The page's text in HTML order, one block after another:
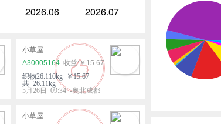
2026.06 2026.07
小草屋
A30005164
￥15.67
织物26.110kg ￥15.67
共 26.11kg
5月26日 09:34 -奥北成都
小草屋